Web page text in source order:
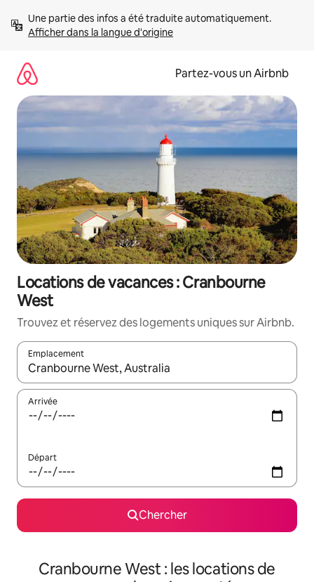
directement
Afficher dans la langue d'origine
Partez-vous un Airbnb
Locations de vacances : Cranbourne
West
Trouvez et réservez des logements uniques sur Airbnb.
Emplacement
Quand les résultats sont affichés, parcourez-les en utilisant
Arrivée
Départ
Chercher
Cranbourne West : les locations de